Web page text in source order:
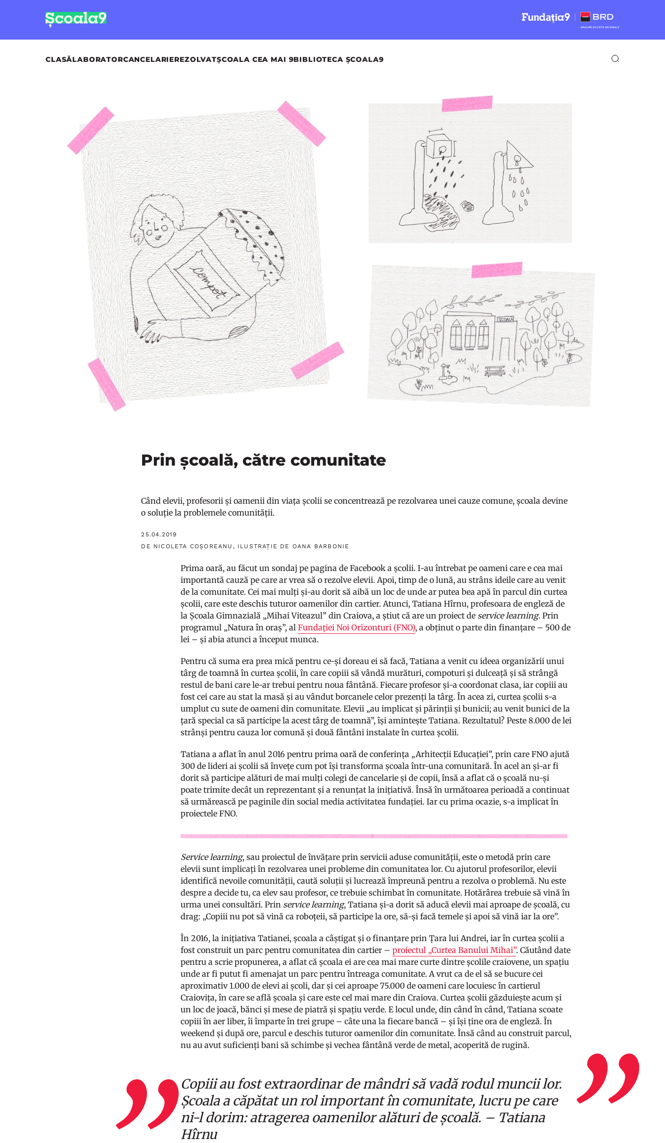
CLASĂLABORATORCANCELARIEREZOLVATȘCOALA CEA MAI 9BIBLIOTECA ȘCOALA9
Prin școală, către comunitate
Când elevii, profesorii și oamenii din viața școlii se concentrează pe rezolvarea unei cauze comune, școala devine
o soluție la problemele comunității.
25.04.2019
DE NICOLETA COȘOREANU, ILUSTRAȚIE DE OANA BARBONIE
Prima oară, au făcut un sondaj pe pagina de Facebook a școlii. I-au întrebat pe oameni care e cea mai
importantă cauză pe care ar vrea să o rezolve elevii. Apoi, timp de o lună, au strâns ideile care au venit
de la comunitate. Cei mai mulți și-au dorit să aibă un loc de unde ar putea bea apă în parcul din curtea
școlii, care este deschis tuturor oamenilor din cartier. Atunci, Tatiana Hîrnu, profesoara de engleză de
la Școala Gimnazială „Mihai Viteazul” din Craiova, a știut că are un proiect de service learning. Prin
programul „Natura în oraș”, alFundației Noi Orizonturi (FNO), a obținut o parte din finanțare – 500 de
lei – și abia atunci a început munca.
Pentru că suma era prea mică pentru ce-și doreau ei să facă, Tatiana a venit cu ideea organizării unui
târg de toamnă în curtea școlii, în care copiii să vândă murături, compoturi și dulceață și să strângă
restul de bani care le-ar trebui pentru noua fântână. Fiecare profesor și-a coordonat clasa, iar copiii au
fost cei care au stat la masă și au vândut borcanele celor prezenți la târg. În acea zi, curtea școlii s-a
umplut cu sute de oameni din comunitate. Elevii „au implicat și părinții și bunicii; au venit bunici de la
țară special ca să participe la acest târg de toamnă”, își amintește Tatiana. Rezultatul? Peste 8.000 de lei
strânși pentru cauza lor comună și două fântâni instalate în curtea școlii.
Tatiana a aflat în anul 2016 pentru prima oară de conferința „Arhitecții Educației”, prin care FNO ajută
300 de lideri ai școlii să învețe cum pot își transforma școala într-una comunitară. În acel an și-ar fi
dorit să participe alături de mai mulți colegi de cancelarie și de copii, însă a aflat că o școală nu-și
poate trimite decât un reprezentant și a renunțat la inițiativă. Însă în următoarea perioadă a continuat
să urmărească pe paginile din social media activitatea fundației. Iar cu prima ocazie, s-a implicat în
proiectele FNO.
Service learning, sau proiectul de învățare prin servicii aduse comunității, este o metodă prin care
elevii sunt implicați în rezolvarea unei probleme din comunitatea lor. Cu ajutorul profesorilor, elevii
identifică nevoile comunității, caută soluții și lucrează împreună pentru a rezolva o problemă. Nu este
despre a decide tu, ca elev sau profesor, ce trebuie schimbat în comunitate. Hotărârea trebuie să vină în
urma unei consultări. Prin service learning, Tatiana și-a dorit să aducă elevii mai aproape de școală, cu
drag: „Copiii nu pot să vină ca roboțeii, să participe la ore, să-și facă temele și apoi să vină iar la ore”.
În 2016, la inițiativa Tatianei, școala a câștigat și o finanțare prin Țara lui Andrei, iar în curtea școlii a
fost construit un parc pentru comunitatea din cartier –proiectul „Curtea Banului Mihai”. Căutând date
pentru a scrie propunerea, a aflat că școala ei are cea mai mare curte dintre școlile craiovene, un spațiu
unde ar fi putut fi amenajat un parc pentru întreaga comunitate. A vrut ca de el să se bucure cei
aproximativ 1.000 de elevi ai școli, dar și cei aproape 75.000 de oameni care locuiesc în cartierul
Craiovița, în care se află școala și care este cel mai mare din Craiova. Curtea școlii găzduiește acum și
un loc de joacă, bănci și mese de piatră și spațiu verde. E locul unde, din când în când, Tatiana scoate
copiii în aer liber, îi împarte în trei grupe – câte una la fiecare bancă – și își ține ora de engleză. În
weekend și după ore, parcul e deschis tuturor oamenilor din comunitate. Însă când au construit parcul,
nu au avut suficienți bani să schimbe și vechea fântână verde de metal, acoperită de rugină.
Copiii au fost extraordinar de mândri să vadă rodul muncii lor.
Școala a căpătat un rol important în comunitate, lucru pe care
ni-l dorim: atragerea oamenilor alături de școală. – Tatiana
Hîrnu